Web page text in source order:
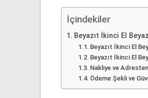
el
beyaz
eşya
olarak
buzdolabı,
çamaşır
makinesi,
bulaşık
İçindekiler
Beyazıt İkinci El
Beyazıt İkinci El
Beyazıt İkinci El
Nakliye ve
Ödeme Şekli ve